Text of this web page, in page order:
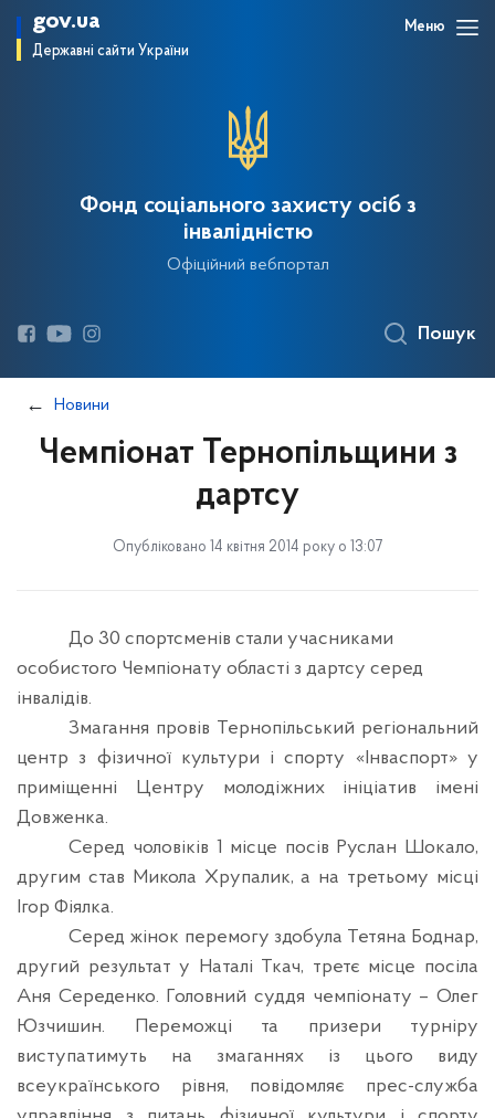
gov.ua
Державні сайти України
Меню
Фонд соціального захисту осіб з
інвалідністю
Офіційний вебпортал
Пошук
Новини
Чемпіонат Тернопільщини з
дартсу
Опубліковано 14 квітня 2014 року о 13:07
До 30 спортсменів стали учасниками
особистого Чемпіонату області з дартсу серед
інвалідів.
Змагання провів Тернопільський регіональний
центр з фізичної культури і спорту «Інваспорт» у
приміщенні Центру молодіжних ініціатив імені
Довженка.
Серед чоловіків 1 місце посів Руслан Шокало,
другим став Микола Хрупалик, а на третьому місці
Ігор Фіялка.
Серед жінок перемогу здобула Тетяна Боднар,
другий результат у Наталі Ткач, третє місце посіла
Аня Середенко. Головний суддя чемпіонату – Олег
Юзчишин. Переможці та призери турніру
виступатимуть на змаганнях із цього виду
всеукраїнського рівня, повідомляє прес-служба